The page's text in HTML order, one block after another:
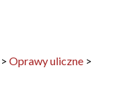
> Oprawy uliczne >